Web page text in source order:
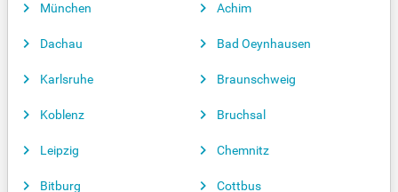
München
Dachau
Karlsruhe
Koblenz
Leipzig
Bitburg
Achim
Bad Oeynhausen
Braunschweig
Bruchsal
Chemnitz
Cottbus